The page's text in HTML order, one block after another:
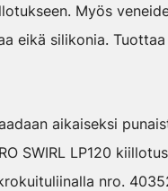
Myös
eikä silikonia.
aikaiseksi
SWIRL LP120
nro.